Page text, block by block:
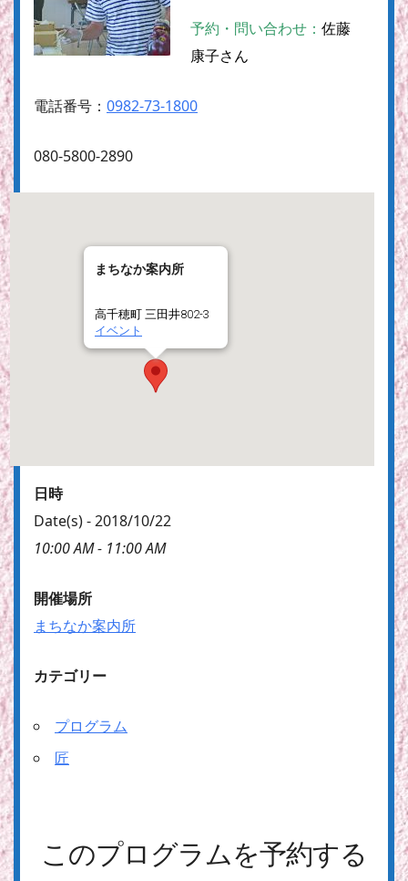
予約・問い合わせ：佐藤
康子さん
電話番号： 0982-73-1800
080-5800-2890
まちなか案内所
高千穂町 三田井802-3
イベント
日時
Date(s) - 2018/10/22
10:00 AM - 11:00 AM
開催場所
まちなか案内所
カテゴリー
プログラム
匠
このプログラムを予約する